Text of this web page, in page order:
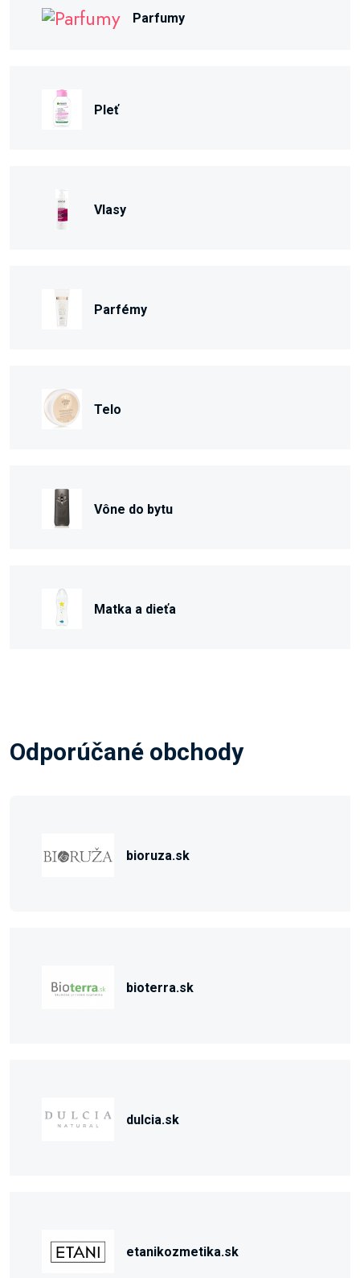
Parfumy
Pleť
Vlasy
Parfémy
Telo
Vône do bytu
Matka a dieťa
Odporúčané obchody
bioruza.sk
bioterra.sk
dulcia.sk
etanikozmetika.sk